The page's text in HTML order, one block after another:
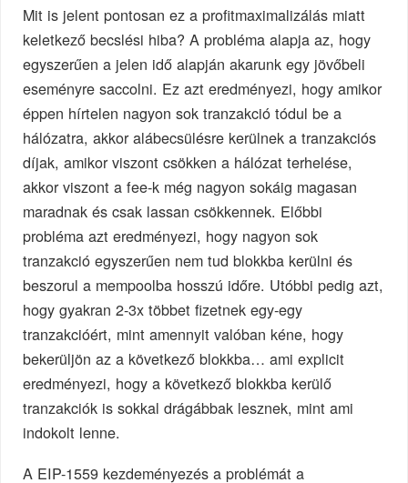
Mit is jelent pontosan ez a profitmaximalizálás miatt
keletkező becslési hiba? A probléma alapja az, hogy
egyszerűen a jelen idő alapján akarunk egy jövőbeli
eseményre saccolni. Ez azt eredményezi, hogy amikor
éppen hírtelen nagyon sok tranzakció tódul be a
hálózatra, akkor alábecsülésre kerülnek a tranzakciós
díjak, amikor viszont csökken a hálózat terhelése,
akkor viszont a fee-k még nagyon sokáig magasan
maradnak és csak lassan csökkennek. Előbbi
probléma azt eredményezi, hogy nagyon sok
tranzakció egyszerűen nem tud blokkba kerülni és
beszorul a mempoolba hosszú időre. Utóbbi pedig azt,
hogy gyakran 2-3x többet fizetnek egy-egy
tranzakcióért, mint amennyit valóban kéne, hogy
bekerüljön az a következő blokkba… ami explicit
eredményezi, hogy a következő blokkba kerülő
tranzakciók is sokkal drágábbak lesznek, mint ami
indokolt lenne.
A EIP-1559 kezdeményezés a problémát a